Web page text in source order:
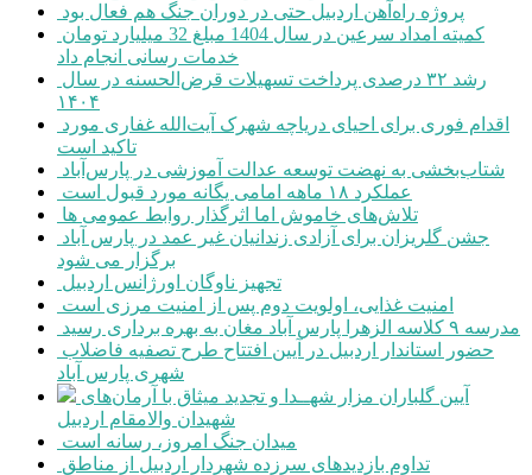
پروژه راه‌آهن اردبیل حتی در دوران جنگ هم فعال بود
خدمات رسانی انجام داد
۱۴۰۴
تاکید است
شتاب‌بخشی به نهضت توسعه عدالت آموزشی در پارس‌آباد
عملکرد ۱۸ ماهه امامی یگانه مورد قبول است
تلاش‌های خاموش اما اثرگذار روابط عمومی ها
برگزار می شود
تجهیز ناوگان اورژانس اردبیل
امنیت غذایی، اولویت دوم پس از امنیت مرزی است
مدرسه ۹ کلاسه الزهرا پارس آباد مغان به بهره برداری رسید
شهری پارس آباد
شهیدان والامقام اردبیل
میدان جنگ امروز، رسانه است
تداوم بازدیدهای سرزده شهردار اردبیل از مناطق